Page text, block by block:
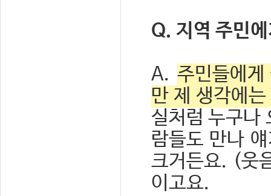
Q. 지역 주민
A. 주민들에
만 제 생각에
실처럼 누구나
람들도 만나
크거든요. (웃
이고요.